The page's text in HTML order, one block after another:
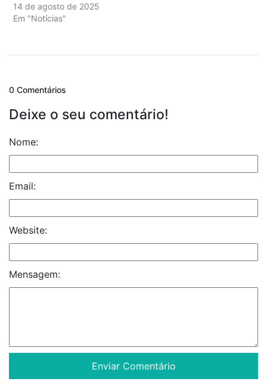
14 de agosto de 2025
Em "Notícias"
0 Comentários
Deixe o seu comentário!
Nome:
Email:
Website:
Mensagem: